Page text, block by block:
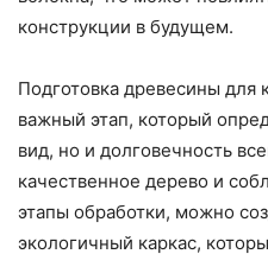
конструкции в будущем.
Подготовка древесины для
важный этап, который
вид, но и долговечность
качественное дерево и
этапы обработки, можно
экологичный каркас,